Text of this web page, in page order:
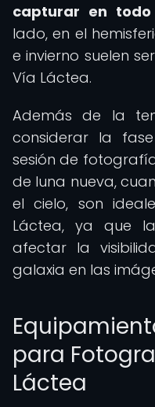
capturar en todo
lado, en el
e invierno suelen
Vía Láctea.
Además de la
considerar la
sesión de
de luna nueva,
el cielo, son
Láctea, ya que
afectar la
galaxia en las
para
Láctea